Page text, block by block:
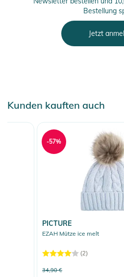
Bestellung
Jetzt
Kunden kauften auch
PICTURE
EZAH Mütze ice melt
(2)
34,90 €
-57%